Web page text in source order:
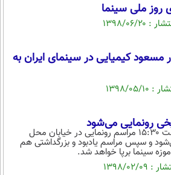
روز ملی سینما
مسعود کیمیایی در سینمای ایران به
رونمایی می‌شود
براین اساس روز جمعه ساعت ۱۵:۳۰ مراسم رونمایی در خیابان محل
و سپس مراسم یادبود و بزرگداشتی هم